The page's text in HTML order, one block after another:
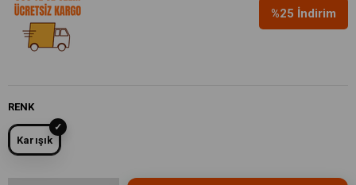
%25 İndirim
RENK
Karışık